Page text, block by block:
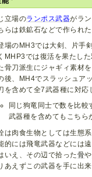
立場のランポス武器がラ
らは鉄鉱石などで作られ
場のMH3では大剣、片手
MHP3では復活を果たした
骨刀派生にジャギィ素材
後、MH4でスラッシュア
を含めて全7武器種に対応
同じ狗竜同士で数を比較
武器種を含めてもこちら
は肉食生物としては生態
的には飛竜武器などには遠
いえ、その辺で拾った骨や
あえずこの武器を手に出